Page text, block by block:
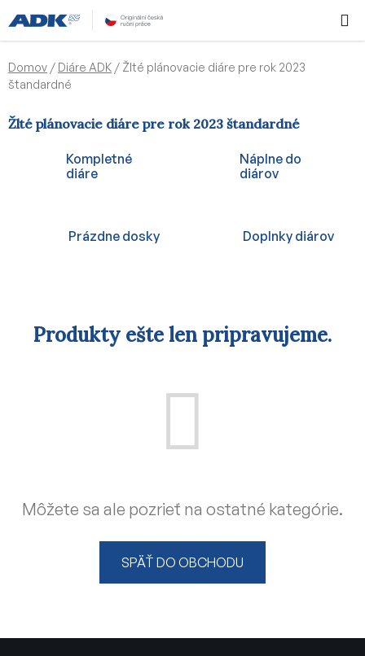
na
obsah
KOŠÍK
Domov / Diáre ADK / Žlté plánovacie diáre pre rok 2023
štandardné
Žlté plánovacie diáre pre rok 2023 štandardné
Kompletné
diáre
Náplne do
diárov
Prázdne dosky Doplnky diárov
Produkty ešte len pripravujeme.
Môžete sa ale pozrieť na ostatné kategórie.
SPÄŤ DO OBCHODU